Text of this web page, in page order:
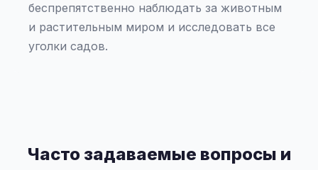
беспрепятственно наблюдать за животным
и растительным миром и исследовать все
уголки садов.
Часто задаваемые вопросы и